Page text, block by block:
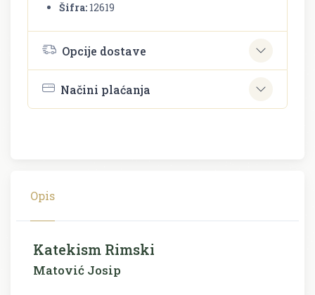
Šifra: 12619
Opcije dostave
Načini plaćanja
Opis
Katekism Rimski
Matović Josip